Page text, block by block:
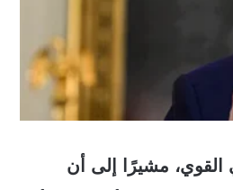
القوي، مشيرًا إلى أن